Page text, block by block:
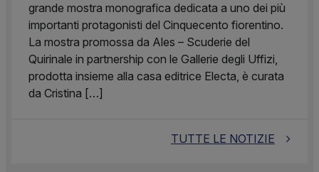
grande mostra monografica dedicata a uno dei più
importanti protagonisti del Cinquecento fiorentino.
La mostra promossa da Ales – Scuderie del
Quirinale in partnership con le Gallerie degli Uffizi,
prodotta insieme alla casa editrice Electa, è curata
da Cristina […]
TUTTE LE NOTIZIE